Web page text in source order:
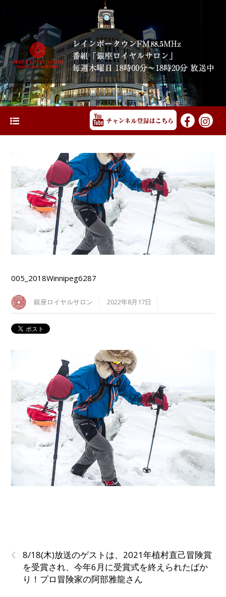
005_2018Winnipeg6287
銀座ロイヤルサロン 2022年8月17日
‹
8/18(木)放送のゲストは、2021年植村直己冒険賞
を受賞され、今年6月に受賞式を終えられたばか
り！プロ冒険家の阿部雅龍さん